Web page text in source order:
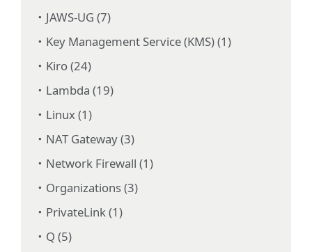
JAWS-UG (7)
Key Management Service (KMS) (1)
Kiro (24)
Lambda (19)
Linux (1)
NAT Gateway (3)
Network Firewall (1)
Organizations (3)
PrivateLink (1)
Q (5)